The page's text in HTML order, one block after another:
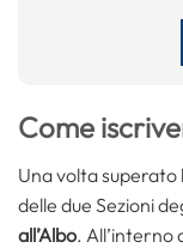
Come
Una volta superato
delle due Sezioni
all’Albo. All’interno